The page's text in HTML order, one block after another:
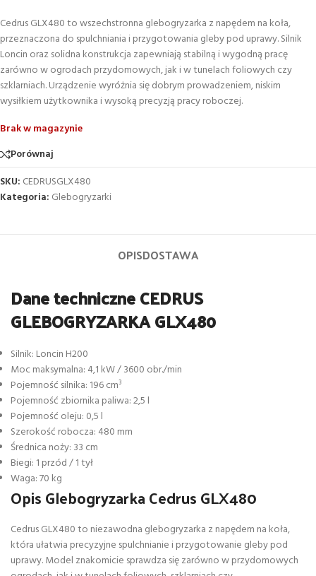
Cedrus GLX480 to wszechstronna glebogryzarka z napędem na koła,
przeznaczona do spulchniania i przygotowania gleby pod uprawy. Silnik
Loncin oraz solidna konstrukcja zapewniają stabilną i wygodną pracę
zarówno w ogrodach przydomowych, jak i w tunelach foliowych czy
szklarniach. Urządzenie wyróżnia się dobrym prowadzeniem, niskim
wysiłkiem użytkownika i wysoką precyzją pracy roboczej.
Brak w magazynie
Porównaj
SKU: CEDRUSGLX480
Kategoria: Glebogryzarki
OPISDOSTAWA
Dane techniczne CEDRUS
GLEBOGRYZARKA GLX480
Silnik: Loncin H200
Moc maksymalna: 4,1 kW / 3600 obr./min
Pojemność silnika: 196 cm³
Pojemność zbiornika paliwa: 2,5 l
Pojemność oleju: 0,5 l
Szerokość robocza: 480 mm
Średnica noży: 33 cm
Biegi: 1 przód / 1 tył
Waga: 70 kg
Opis Glebogryzarka Cedrus GLX480
Cedrus GLX480 to niezawodna glebogryzarka z napędem na koła,
która ułatwia precyzyjne spulchnianie i przygotowanie gleby pod
uprawy. Model znakomicie sprawdza się zarówno w przydomowych